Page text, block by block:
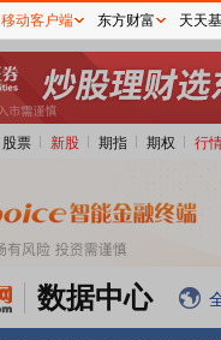
股票 新股 期指 期权 行
数据中心
移动客户端 东方财富 天天